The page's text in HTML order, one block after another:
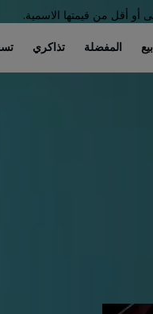
أو أقل من قيمتها الاسمية.
بيع المفضلة تذاكري